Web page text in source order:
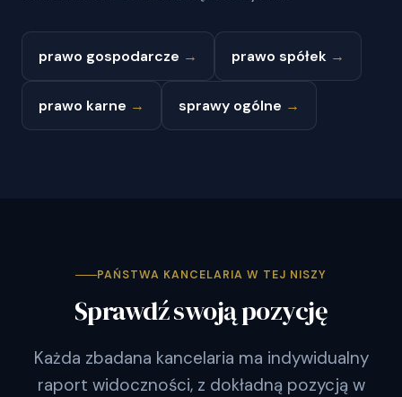
prawo gospodarcze → prawo spółek →
prawo karne → sprawy ogólne →
PAŃSTWA KANCELARIA W TEJ NISZY
Sprawdź swoją pozycję
Każda zbadana kancelaria ma indywidualny
raport widoczności, z dokładną pozycją w